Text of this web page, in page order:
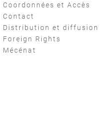
Coordonnées et Accès
Contact
Distribution et diffusion
Foreign Rights
Mécénat